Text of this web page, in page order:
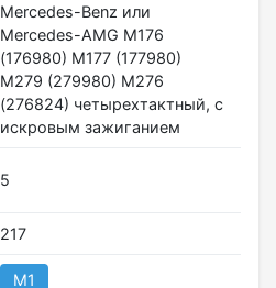
Mercedes-Benz или
Mercedes-AMG M176
(176980) M177 (177980)
M279 (279980) M276
(276824) четырехтактный, с
искровым зажиганием
5
217
M1